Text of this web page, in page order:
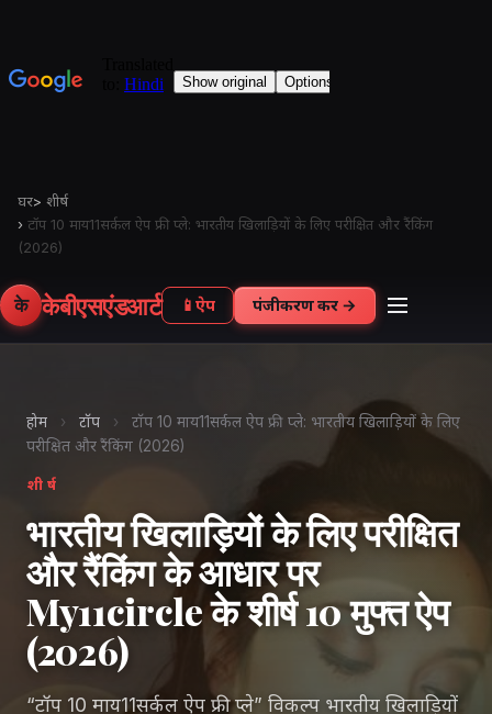
घर> शीर्ष
› टॉप 10 माय11सर्कल ऐप फ्री प्ले: भारतीय खिलाड़ियों के लिए परीक्षित और रैंकिंग
(2026)
के केबीएसएंडआर्ट 📱 ऐप पंजीकरण करें →
होम › टॉप ›
टॉप 10 माय11सर्कल ऐप फ्री प्ले: भारतीय खिलाड़ियों के लिए
परीक्षित और रैंकिंग (2026)
शीर्ष
भारतीय खिलाड़ियों के लिए परीक्षित
और रैंकिंग के आधार पर
My11circle के शीर्ष 10 मुफ्त ऐप
(2026)
“टॉप 10 माय11सर्कल ऐप फ्री प्ले” विकल्प भारतीय खिलाड़ियों